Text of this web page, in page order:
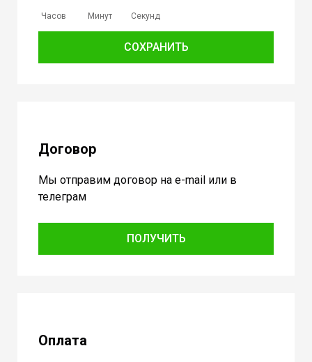
Часов Минут Секунд
СОХРАНИТЬ
Договор
Мы отправим договор на e-mail или в
телеграм
ПОЛУЧИТЬ
Оплата